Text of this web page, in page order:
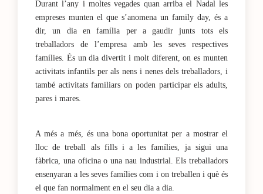
Durant l’any i moltes vegades quan arriba el Nadal les
empreses munten el que s’anomena un family day, és a
dir, un dia en família per a gaudir junts tots els
treballadors de l’empresa amb les seves respectives
famílies. És un dia divertit i molt diferent, on es munten
activitats infantils per als nens i nenes dels treballadors, i
també activitats familiars on poden participar els adults,
pares i mares.
A més a més, és una bona oportunitat per a mostrar el
lloc de treball als fills i a les famílies, ja sigui una
fàbrica, una oficina o una nau industrial. Els treballadors
ensenyaran a les seves famílies com i on treballen i què és
el que fan normalment en el seu dia a dia.